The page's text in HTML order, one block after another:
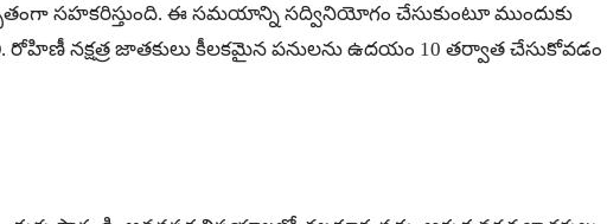
సహకరిస్తుంది. ఈ సమయాన్ని సద్వినియోగం చేసుకుంటూ ముందుకు
రోహిణీ నక్షత్ర జాతకులు కీలకమైన పనులను ఉదయం 10 తర్వాత చేసుకోవడం